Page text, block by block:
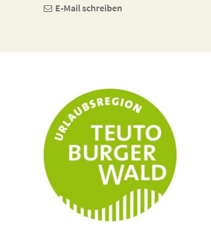
E-Mail schreiben